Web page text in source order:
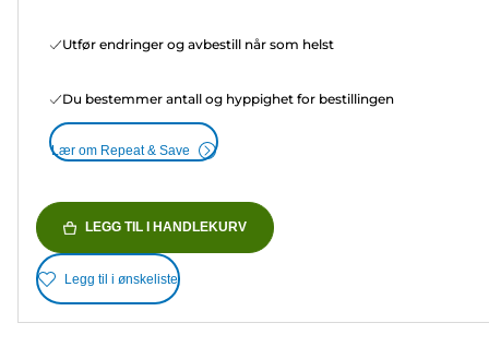
Utfør endringer og avbestill når som helst
Du bestemmer antall og hyppighet for bestillingen
Lær om Repeat & Save
LEGG TIL I HANDLEKURV
Legg til i ønskeliste